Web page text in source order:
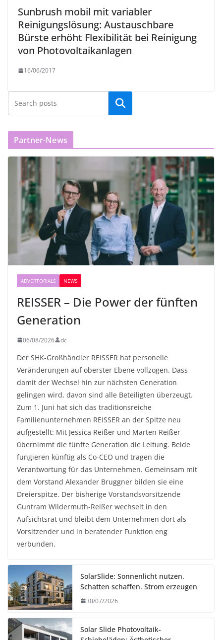
Sunbrush mobil mit variabler
Reinigungslösung: Austauschbare
Bürste erhöht Flexibilität bei Reinigung
von Photovoltaikanlagen
16/06/2017
Partner-News
ADVERTORIALS NEWS
REISSER – Die Power der fünften
Generation
06/08/2026 dc
Der SHK-Großhändler REISSER hat personelle
Veränderungen auf oberster Ebene vollzogen. Dass
damit der Wechsel hin zur nächsten Generation
gelingen wird, davon sind alle Beteiligten überzeugt.
Zum 1. Juni hat sich das traditionsreiche
Familienunternehmen REISSER an der Spitze neu
aufgestellt: Mit Jessica Reißer und Marten Reißer
übernimmt die fünfte Generation die Leitung. Beide
fungieren künftig als Co-CEO und tragen die
Verantwortung für das Unternehmen. Gemeinsam mit
dem Vorstand Alexander Bruggner bilden sie eine
Dreierspitze. Der bisherige Vorstandsvorsitzende
Guntram Wildermuth-Reißer wechselt in den
Aufsichtsrat und bleibt dem Unternehmen dort als
Vorsitzender und in beratender Funktion eng
verbunden.
SolarSlide: Sonnenlicht nutzen.
Schatten schaffen. Strom erzeugen
30/07/2026
Solar Slide Photovoltaik-